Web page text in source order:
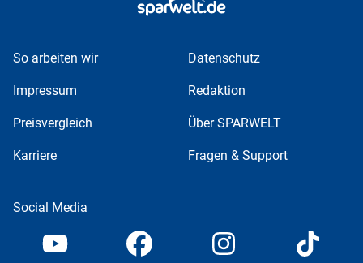
So arbeiten wir Datenschutz
Impressum Redaktion
Preisvergleich Über SPARWELT
Karriere Fragen & Support
Social Media